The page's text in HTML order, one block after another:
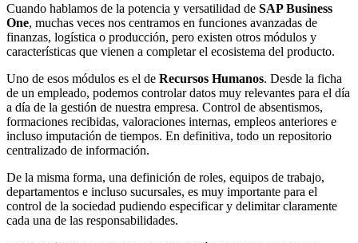
Cuando hablamos de la potencia y versatilidad de SAP Business
One, muchas veces nos centramos en funciones avanzadas de
finanzas, logística o producción, pero existen otros módulos y
características que vienen a completar el ecosistema del producto.
Uno de esos módulos es el de Recursos Humanos. Desde la ficha
de un empleado, podemos controlar datos muy relevantes para el día
a día de la gestión de nuestra empresa. Control de absentismos,
formaciones recibidas, valoraciones internas, empleos anteriores e
incluso imputación de tiempos. En definitiva, todo un repositorio
centralizado de información.
De la misma forma, una definición de roles, equipos de trabajo,
departamentos e incluso sucursales, es muy importante para el
control de la sociedad pudiendo especificar y delimitar claramente
cada una de las responsabilidades.